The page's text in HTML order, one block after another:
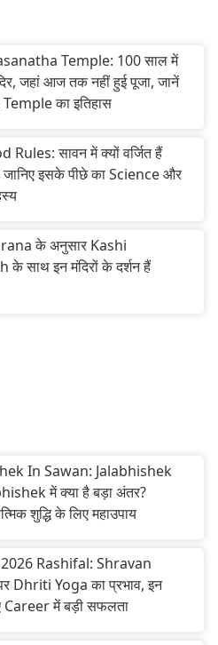
Temple: 100 साल में
जहां आज तक नहीं हुई पूजा, जानें
का इतिहास
Rules: सावन में क्यों वर्जित हैं
इसके पीछे का Science और
के अनुसार Kashi
साथ इन मंदिरों के दर्शन हैं
In Sawan: Jalabhishek
में क्या है बड़ा अंतर?
शुद्धि के लिए महाउपाय
Rashifal: Shravan
Dhriti Yoga का प्रभाव, इन
Career में बड़ी सफलता